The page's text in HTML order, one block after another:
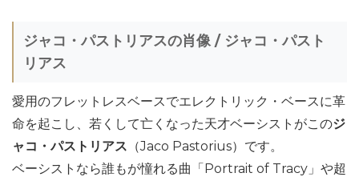
ジャコ・パストリアスの肖像 / ジャコ・パスト
リアス
愛用のフレットレスベースでエレクトリック・ベースに革
命を起こし、若くして亡くなった天才ベーシストがこのジ
ャコ・パストリアス （Jaco Pastorius）です。
ベーシストなら誰もが憧れる曲「Portrait of Tracy」や超